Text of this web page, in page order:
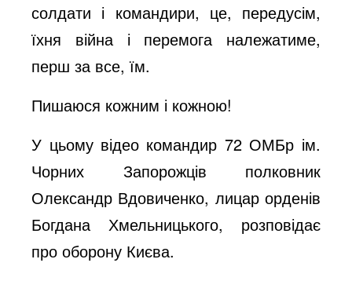
d
o
солдати і командири, це, передусім,
їхня війна і перемога належатиме,
перш за все, їм.
Пишаюся кожним і кожною!
У цьому відео командир 72 ОМБр ім.
Чорних Запорожців полковник
Олександр Вдовиченко, лицар орденів
Богдана Хмельницького, розповідає
про оборону Києва.